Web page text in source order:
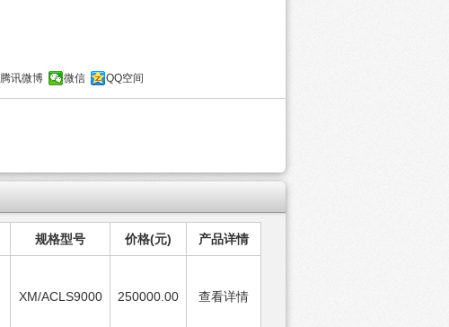
腾讯微博 微信 QQ空间
规格型号 价格(元) 产品详情
XM/ACLS9000 250000.00 查看详情